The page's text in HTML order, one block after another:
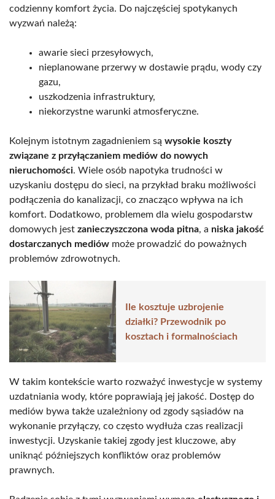
codzienny komfort życia. Do najczęściej spotykanych
wyzwań należą:
awarie sieci przesyłowych,
nieplanowane przerwy w dostawie prądu, wody czy
gazu,
uszkodzenia infrastruktury,
niekorzystne warunki atmosferyczne.
Kolejnym istotnym zagadnieniem są wysokie koszty
związane z przyłączaniem mediów do nowych
nieruchomości. Wiele osób napotyka trudności w
uzyskaniu dostępu do sieci, na przykład braku możliwości
podłączenia do kanalizacji, co znacząco wpływa na ich
komfort. Dodatkowo, problemem dla wielu gospodarstw
domowych jest zanieczyszczona woda pitna, a niska jakość
dostarczanych mediów może prowadzić do poważnych
problemów zdrowotnych.
Ile kosztuje uzbrojenie
działki? Przewodnik po
kosztach i formalnościach
W takim kontekście warto rozważyć inwestycje w systemy
uzdatniania wody, które poprawiają jej jakość. Dostęp do
mediów bywa także uzależniony od zgody sąsiadów na
wykonanie przyłączy, co często wydłuża czas realizacji
inwestycji. Uzyskanie takiej zgody jest kluczowe, aby
uniknąć późniejszych konfliktów oraz problemów
prawnych.